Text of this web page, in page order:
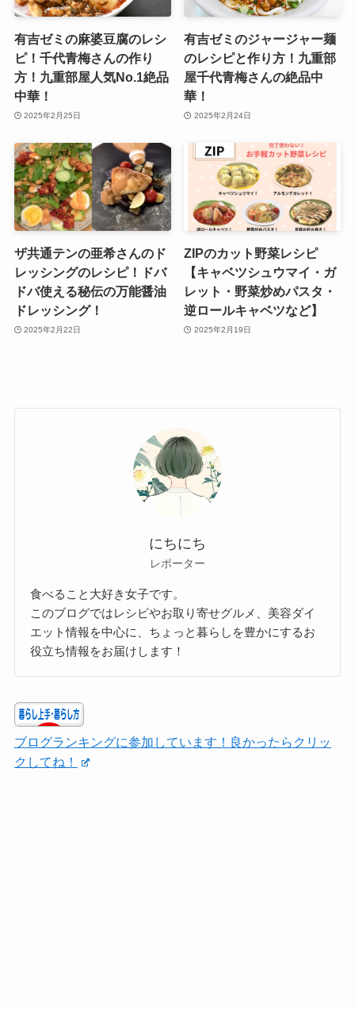
有吉ゼミの麻婆豆腐のレシ
ピ！千代青梅さんの作り
方！九重部屋人気No.1絶品
中華！
2025年2月25日
有吉ゼミのジャージャー麺
のレシピと作り方！九重部
屋千代青梅さんの絶品中
華！
2025年2月24日
ザ共通テンの亜希さんのド
レッシングのレシピ！ドバ
ドバ使える秘伝の万能醤油
ドレッシング！
2025年2月22日
ZIPのカット野菜レシピ
【キャベツシュウマイ・ガ
レット・野菜炒めパスタ・
逆ロールキャベツなど】
2025年2月19日
にちにち
レポーター
食べること大好き女子です。
このブログではレシピやお取り寄せグルメ、美容ダイ
エット情報を中心に、ちょっと暮らしを豊かにするお
役立ち情報をお届けします！
ブログランキングに参加しています！良かったらクリッ
クしてね！